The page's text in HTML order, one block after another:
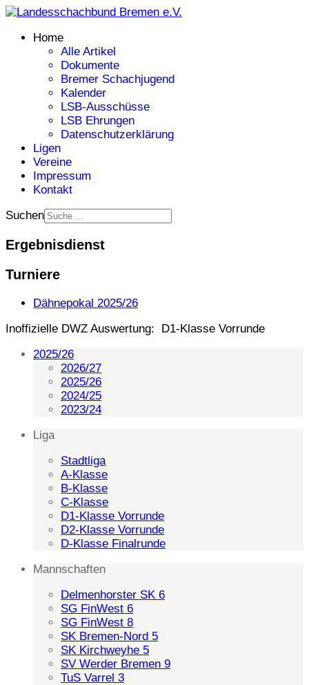
Home
Alle Artikel
Dokumente
Bremer Schachjugend
Kalender
LSB-Ausschüsse
LSB Ehrungen
Datenschutzerklärung
Ligen
Vereine
Impressum
Kontakt
Suchen
Ergebnisdienst
Turniere
Dähnepokal 2025/26
Inoffizielle DWZ Auswertung: D1-Klasse Vorrunde
2025/26
2026/27
2025/26
2024/25
2023/24
Liga
Stadtliga
A-Klasse
B-Klasse
C-Klasse
D1-Klasse Vorrunde
D2-Klasse Vorrunde
D-Klasse Finalrunde
Mannschaften
Delmenhorster SK 6
SG FinWest 6
SG FinWest 8
SK Bremen-Nord 5
SK Kirchweyhe 5
SV Werder Bremen 9
TuS Varrel 3